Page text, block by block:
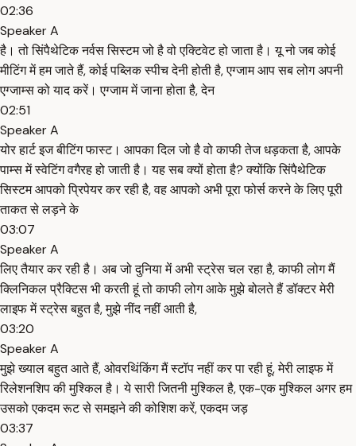
02:36
Speaker A
है। तो सिंपैथेटिक नर्वस सिस्टम जो है वो एक्टिवेट हो जाता है। यू नो जब कोई
मीटिंग में हम जाते हैं, कोई पब्लिक स्पीच देनी होती है, एग्जाम आप सब लोग अपनी
एग्जाम्स को याद करें। एग्जाम में जाना होता है, देन
02:51
Speaker A
योर हार्ट इज बीटिंग फास्ट। आपका दिल जो है वो काफी तेज धड़कता है, आपके
पाम्स में स्वेटिंग वगैरह हो जाती है। यह सब क्यों होता है? क्योंकि सिंपैथेटिक
सिस्टम आपको प्रिपेयर कर रही है, वह आपको अभी पूरा फोर्स करने के लिए पूरी
ताकत से लड़ने के
03:07
Speaker A
लिए तैयार कर रही है। अब जो दुनिया में अभी स्ट्रेस चल रहा है, काफी लोग मैं
क्लिनिकल प्रैक्टिस भी करती हूं तो काफी लोग आके मुझे बोलते हैं डॉक्टर मेरी
लाइफ में स्ट्रेस बहुत है, मुझे नींद नहीं आती है,
03:20
Speaker A
मुझे ख्याल बहुत आते हैं, ओवरथिंकिंग मैं स्टॉप नहीं कर पा रही हूं, मेरी लाइफ में
रिलेशनशिप की मुश्किल है। ये सारी जितनी मुश्किल है, एक-एक मुश्किल अगर हम
उसको एकदम रूट से समझने की कोशिश करें, एकदम जड़
03:37